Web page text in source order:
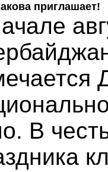
приглашает!
В